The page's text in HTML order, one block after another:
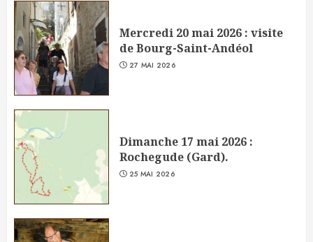
Mercredi 20 mai 2026 : visite
de Bourg-Saint-Andéol
27 MAI 2026
Dimanche 17 mai 2026 :
Rochegude (Gard).
25 MAI 2026